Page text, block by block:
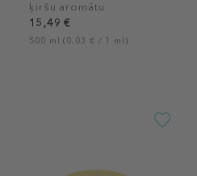
ķiršu aromātu
15,49 €
500 ml (0,03 € / 1 ml)